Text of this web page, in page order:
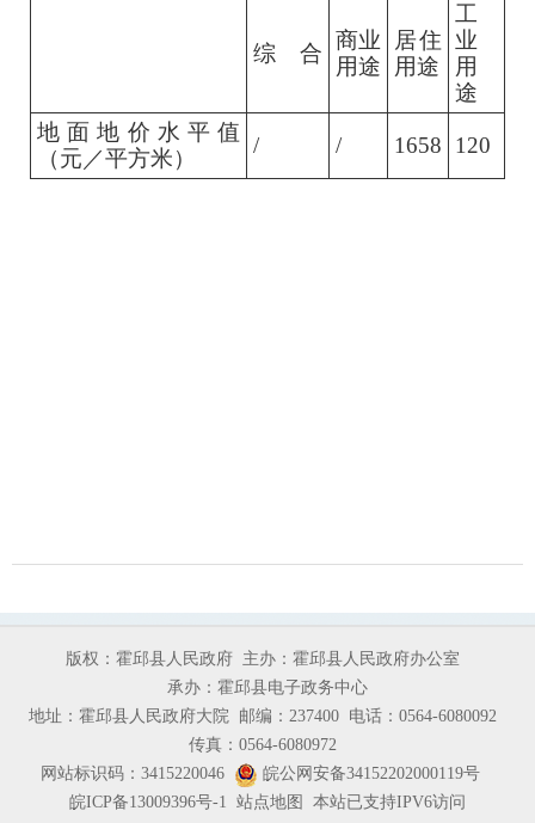
综 合
商业
用途
居住
用途
工
业
用
途
地面地价水平值
（元／平方米）
/ / 1658 120
版权：霍邱县人民政府 主办：霍邱县人民政府办公室
承办：霍邱县电子政务中心
地址：霍邱县人民政府大院 邮编：237400 电话：0564-6080092
传真：0564-6080972
网站标识码：3415220046
皖公网安备34152202000119号
皖ICP备13009396号-1 站点地图 本站已支持IPV6访问